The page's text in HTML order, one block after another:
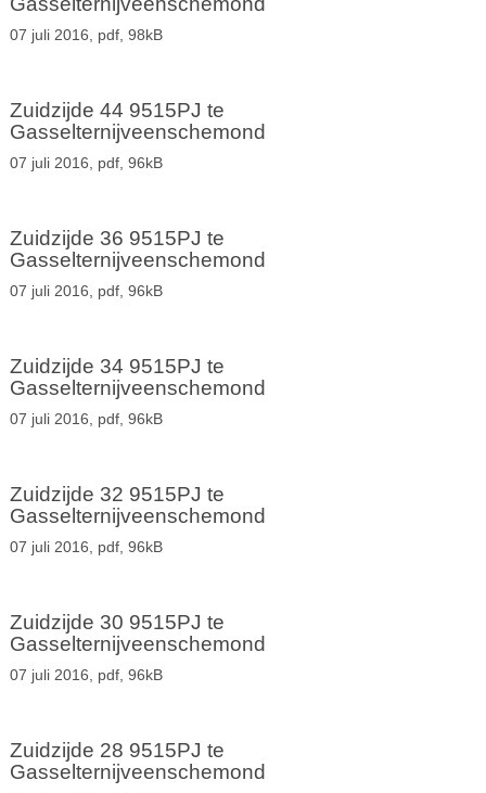
07 juli 2016, pdf, 98kB
Zuidzijde 44 9515PJ te
Gasselternijveenschemond
07 juli 2016, pdf, 96kB
Zuidzijde 36 9515PJ te
Gasselternijveenschemond
07 juli 2016, pdf, 96kB
Zuidzijde 34 9515PJ te
Gasselternijveenschemond
07 juli 2016, pdf, 96kB
Zuidzijde 32 9515PJ te
Gasselternijveenschemond
07 juli 2016, pdf, 96kB
Zuidzijde 30 9515PJ te
Gasselternijveenschemond
07 juli 2016, pdf, 96kB
Zuidzijde 28 9515PJ te
Gasselternijveenschemond